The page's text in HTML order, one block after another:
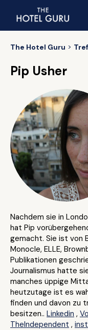
The Hotel Guru
Pip Usher
Nachdem sie in
hat Pip
gemacht. Sie ist von
Monocle, ELLE,
Publikationen
Journalismus hatte
manches üppige
heutzutage ist es
finden und davon zu
besitzen.. Linkedin ,
TheIndependent ,